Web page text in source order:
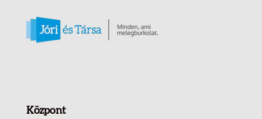
Központ